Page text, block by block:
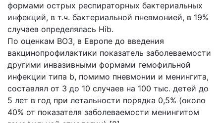
формами острых респираторных бактериальных
инфекций, в т.ч. бактериальной пневмонией, в 19%
случаев определялась Hib.
По оценкам ВОЗ, в Европе до введения
вакцинопрофилактики показатель заболеваемости
другими инвазивными формами гемофильной
инфекции типа b, помимо пневмонии и менингита,
составлял от 3 до 10 случаев на 100 тыс. детей до
5 лет в год при летальности порядка 0,5% (около
40% от показателя заболеваемости менингитом